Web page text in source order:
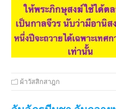
ผ้าวัสสิกสาฎก